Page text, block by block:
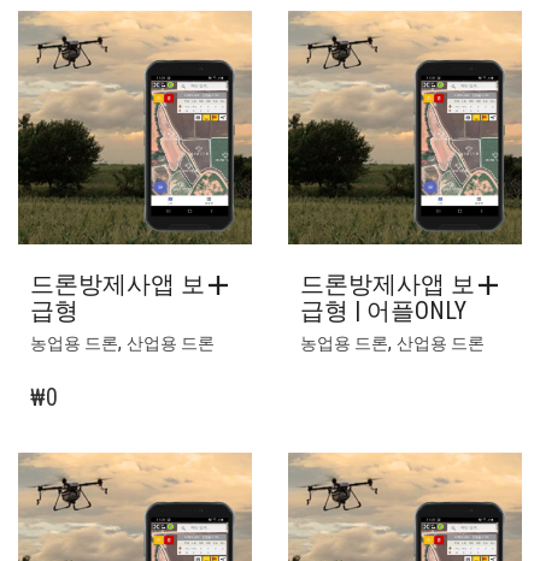
드론방제사앱 보
급형
농업용 드론, 산업용 드론
₩0
드론방제사앱 보
급형 | 어플ONLY
농업용 드론, 산업용 드론